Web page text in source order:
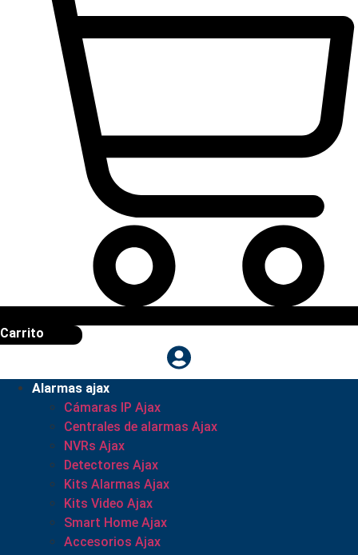
Carrito
Alarmas ajax
Cámaras IP Ajax
Centrales de alarmas Ajax
NVRs Ajax
Detectores Ajax
Kits Alarmas Ajax
Kits Video Ajax
Smart Home Ajax
Accesorios Ajax